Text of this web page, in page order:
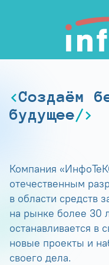
Создаём
будущее
Компания
отечественным
в области средств
на рынке более 30
останавливается в
новые проекты и
своего дела.